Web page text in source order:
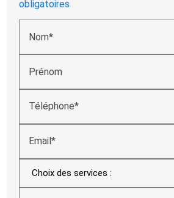
obligatoires
Nom*
Prénom
Téléphone*
Email*